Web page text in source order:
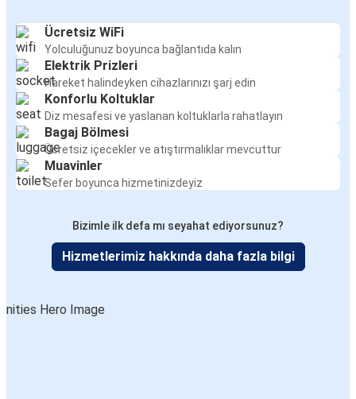
Oslo
Malmö
Fokserød (Sandefjord)
Oslo
Uddevalla
Oslo
Oslo
Berlin
Fokserød (Sandefjord)
Ücretsiz WiFi
Yolculuğunuz boyunca bağlantıda kalın
Elektrik Prizleri
Hareket halindeyken cihazlarınızı şarj edin
Konforlu Koltuklar
Diz mesafesi ve yaslanan koltuklarla rahatlayın
Bagaj Bölmesi
Ücretsiz içecekler ve atıştırmalıklar mevcuttur
Muavinler
Sefer boyunca hizmetinizdeyiz
Bizimle ilk defa mı seyahat ediyorsunuz?
Hizmetlerimiz hakkında daha fazla bilgi